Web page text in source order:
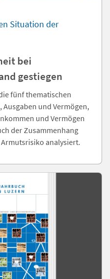
Situation der
bei
gestiegen
fünf thematischen
Ausgaben und Vermögen,
und Vermögen
der Zusammenhang
analysiert.